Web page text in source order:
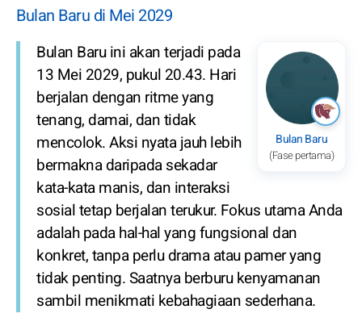
Bulan Baru di Mei 2029
Bulan Baru
(Fase pertama)
Bulan Baru ini akan terjadi pada
13 Mei 2029, pukul 20.43. Hari
berjalan dengan ritme yang
tenang, damai, dan tidak
mencolok. Aksi nyata jauh lebih
bermakna daripada sekadar
kata-kata manis, dan interaksi
sosial tetap berjalan terukur. Fokus utama Anda
adalah pada hal-hal yang fungsional dan
konkret, tanpa perlu drama atau pamer yang
tidak penting. Saatnya berburu kenyamanan
sambil menikmati kebahagiaan sederhana.